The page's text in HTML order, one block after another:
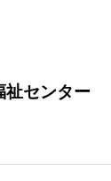
センター